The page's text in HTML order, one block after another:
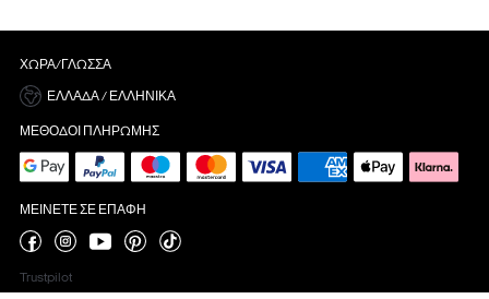
ΧΏΡΑ/ΓΛΏΣΣΑ
ΕΛΛΆΔΑ / ΕΛΛΗΝΙΚΆ
ΜΈΘΟΔΟΙ ΠΛΗΡΩΜΉΣ
ΜΕΊΝΕΤΕ ΣΕ ΕΠΑΦΉ
Trustpilot